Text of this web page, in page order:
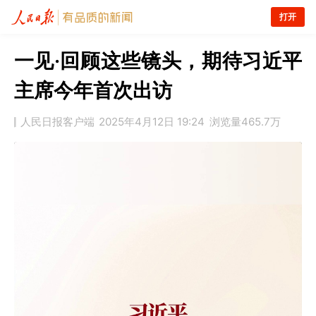
打开
一见·回顾这些镜头，期待习近平
主席今年首次出访
人民日报客户端 2025年4月12日 19:24 浏览量465.7万